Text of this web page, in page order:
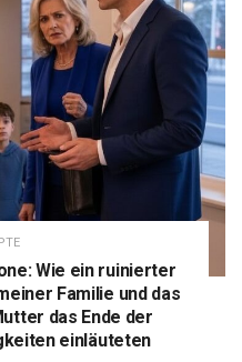
Wie ein ruinierter
Familie und das
das Ende der
einläuteten